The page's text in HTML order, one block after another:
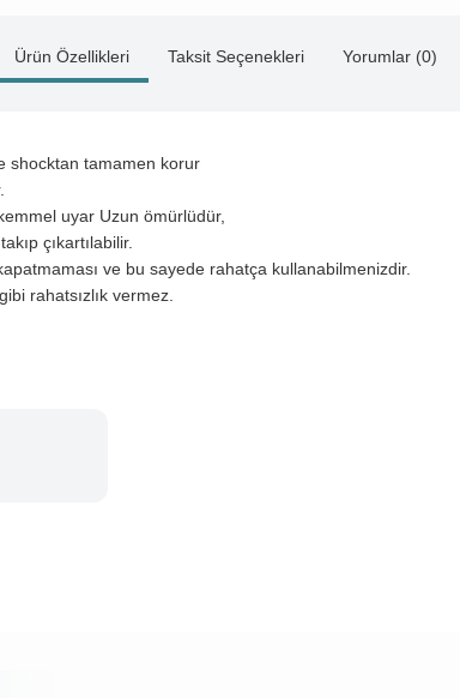
Ürün Özellikleri Taksit Seçenekleri Yorumlar (0)
shocktan tamamen korur
uyar Uzun ömürlüdür,
çıkartılabilir.
ve bu sayede rahatça kullanabilmenizdir.
rahatsızlık vermez.